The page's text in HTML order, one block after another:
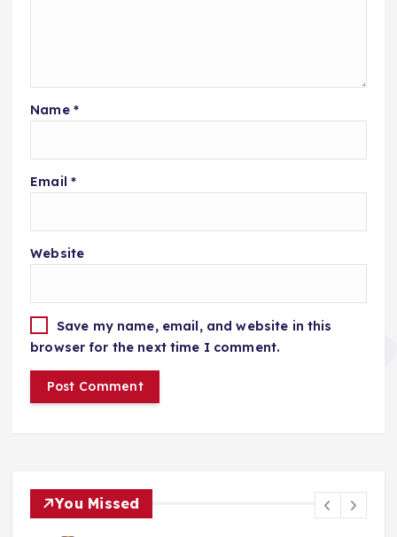
Name *
Email *
Website
Save my name, email, and website in this
browser for the next time I comment.
You Missed